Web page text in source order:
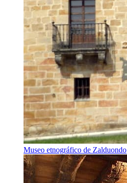
Museo etnográfico de Zalduondo